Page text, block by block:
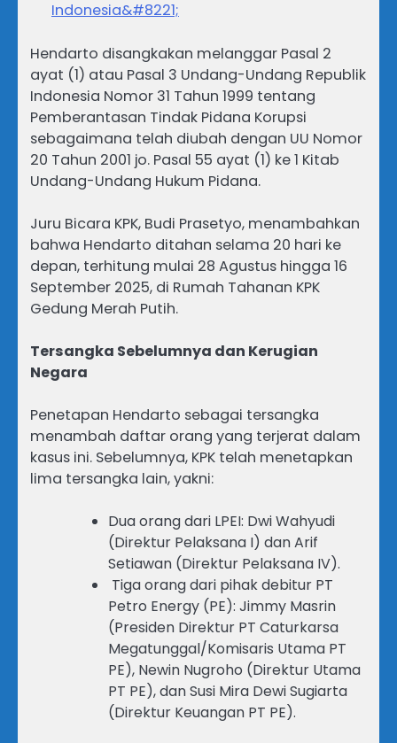
Indonesia&#8221;
Hendarto disangkakan melanggar Pasal 2
ayat (1) atau Pasal 3 Undang-Undang Republik
Indonesia Nomor 31 Tahun 1999 tentang
Pemberantasan Tindak Pidana Korupsi
sebagaimana telah diubah dengan UU Nomor
20 Tahun 2001 jo. Pasal 55 ayat (1) ke 1 Kitab
Undang-Undang Hukum Pidana.
Juru Bicara KPK, Budi Prasetyo, menambahkan
bahwa Hendarto ditahan selama 20 hari ke
depan, terhitung mulai 28 Agustus hingga 16
September 2025, di Rumah Tahanan KPK
Gedung Merah Putih.
Tersangka Sebelumnya dan Kerugian
Negara
Penetapan Hendarto sebagai tersangka
menambah daftar orang yang terjerat dalam
kasus ini. Sebelumnya, KPK telah menetapkan
lima tersangka lain, yakni:
Dua orang dari LPEI: Dwi Wahyudi
(Direktur Pelaksana I) dan Arif
Setiawan (Direktur Pelaksana IV).
Tiga orang dari pihak debitur PT
Petro Energy (PE): Jimmy Masrin
(Presiden Direktur PT Caturkarsa
Megatunggal/Komisaris Utama PT
PE), Newin Nugroho (Direktur Utama
PT PE), dan Susi Mira Dewi Sugiarta
(Direktur Keuangan PT PE).